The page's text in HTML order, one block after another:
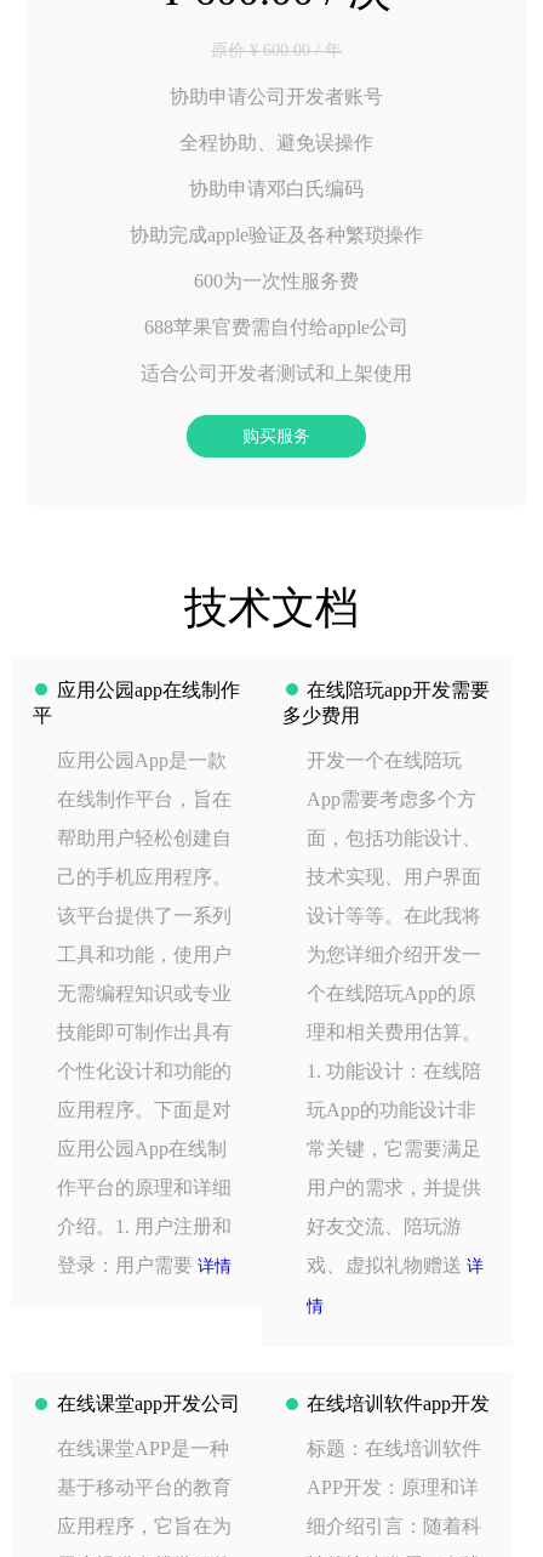
原价 ¥ 600.00 / 年
协助申请公司开发者账号
全程协助、避免误操作
协助申请邓白氏编码
协助完成apple验证及各种繁琐操作
600为一次性服务费
688苹果官费需自付给apple公司
适合公司开发者测试和上架使用
购买服务
技术文档
应用公园app在线制作
平
应用公园App是一款
在线制作平台，旨在
帮助用户轻松创建自
己的手机应用程序。
该平台提供了一系列
工具和功能，使用户
无需编程知识或专业
技能即可制作出具有
个性化设计和功能的
应用程序。下面是对
应用公园App在线制
作平台的原理和详细
介绍。1. 用户注册和
登录：用户需要 详情
在线陪玩app开发需要
多少费用
开发一个在线陪玩
App需要考虑多个方
面，包括功能设计、
技术实现、用户界面
设计等等。在此我将
为您详细介绍开发一
个在线陪玩App的原
理和相关费用估算。
1. 功能设计：在线陪
玩App的功能设计非
常关键，它需要满足
用户的需求，并提供
好友交流、陪玩游
戏、虚拟礼物赠送详
情
在线课堂app开发公司
在线课堂APP是一种
基于移动平台的教育
应用程序，它旨在为
在线培训软件app开发
标题：在线培训软件
APP开发：原理和详
细介绍引言：随着科